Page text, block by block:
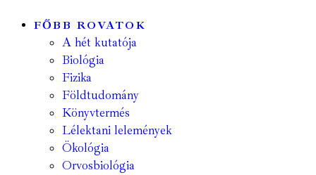
FŐBB ROVATOK
A hét kutatója
Biológia
Fizika
Földtudomány
Könyvtermés
Lélektani lelemények
Ökológia
Orvosbiológia